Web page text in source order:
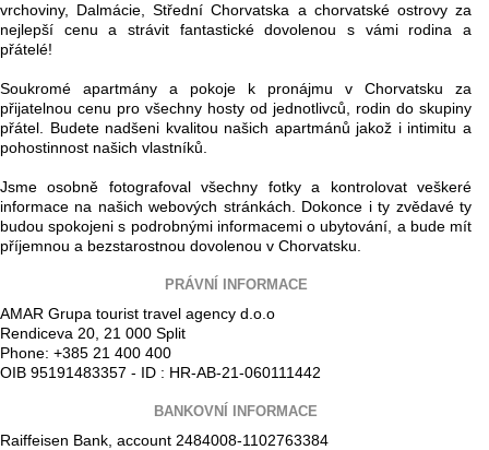
vrchoviny, Dalmácie, Střední Chorvatska a chorvatské ostrovy za
nejlepší cenu a strávit fantastické dovolenou s vámi rodina a
přátelé!
Soukromé apartmány a pokoje k pronájmu v Chorvatsku za
přijatelnou cenu pro všechny hosty od jednotlivců, rodin do skupiny
přátel. Budete nadšeni kvalitou našich apartmánů jakož i intimitu a
pohostinnost našich vlastníků.
Jsme osobně fotografoval všechny fotky a kontrolovat veškeré
informace na našich webových stránkách. Dokonce i ty zvědavé ty
budou spokojeni s podrobnými informacemi o ubytování, a bude mít
příjemnou a bezstarostnou dovolenou v Chorvatsku.
PRÁVNÍ INFORMACE
AMAR Grupa tourist travel agency d.o.o
Rendiceva 20, 21 000 Split
Phone: +385 21 400 400
OIB 95191483357 - ID : HR-AB-21-060111442
BANKOVNÍ INFORMACE
Raiffeisen Bank, account 2484008-1102763384